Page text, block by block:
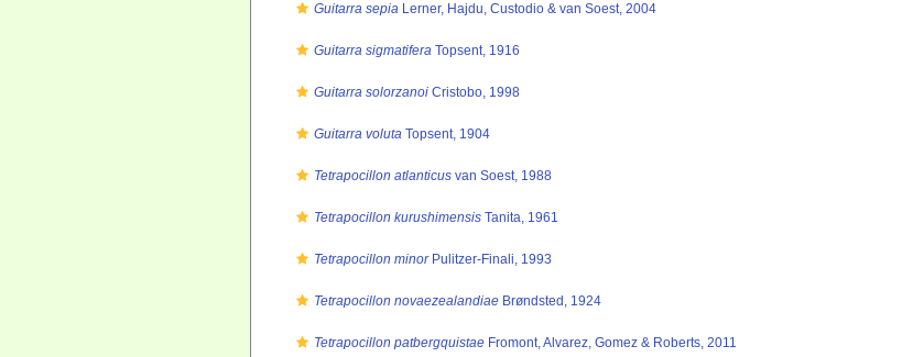
Guitarra sepia Lerner, Hajdu, Custodio & van Soest, 2004
Guitarra sigmatifera Topsent, 1916
Guitarra solorzanoi Cristobo, 1998
Guitarra voluta Topsent, 1904
Tetrapocillon atlanticus van Soest, 1988
Tetrapocillon kurushimensis Tanita, 1961
Tetrapocillon minorPulitzer-Finali, 1993
Tetrapocillon novaezealandiae Brøndsted, 1924
Tetrapocillon patbergquistae Fromont, Alvarez, Gomez & Roberts, 2011